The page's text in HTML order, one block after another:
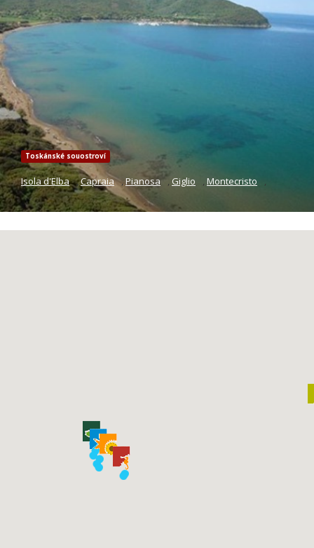
Toskánské souostroví
Isola d'Elba ,Capraia , Pianosa , Giglio , Montecristo ,